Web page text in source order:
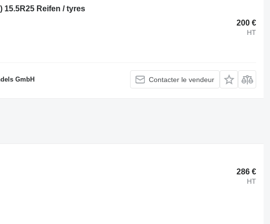
15.5R25 Reifen / tyres
200 €
HT
GmbH Contacter le vendeur
286 €
HT